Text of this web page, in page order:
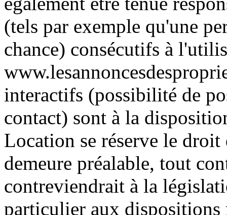
(tels par exemple qu'une
chance) consécutifs à
interactifs (possibilité de
contact) sont à la
Location se réserve le droit
demeure préalable, tout
contreviendrait à la
particulier aux dispositions